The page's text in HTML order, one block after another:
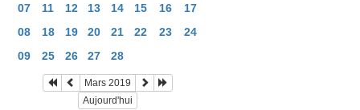
07
11 12 13 14 15 16
17
08
18 19 20 21 22 23
24
09
25 26 27 28
Mars 2019
Aujourd'hui